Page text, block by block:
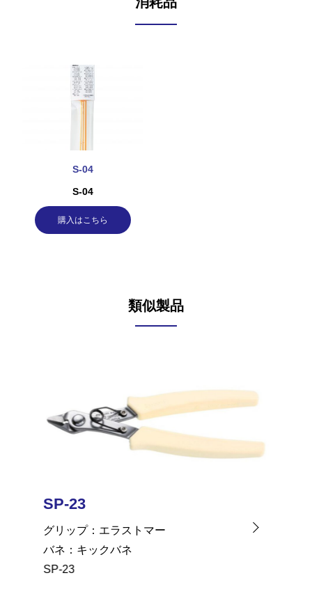
S-04
S-04
購入はこちら
類似製品
SP-23
グリップ
エラストマー
バネ
キックバネ
SP-23